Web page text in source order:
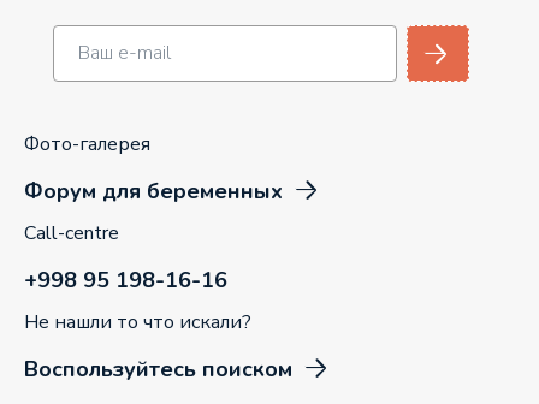
Фото-галерея
Форум для беременных
Call-centre
+998 95 198-16-16
Не нашли то что искали?
Воспользуйтесь поиском